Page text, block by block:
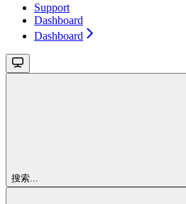
Support
Dashboard
Dashboard
搜索...